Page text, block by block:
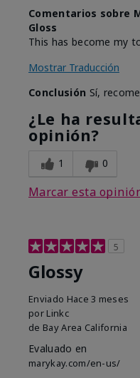
Comentarios sobre
Gloss
This has become my
Mostrar Traducción
Conclusión Sí,
¿Le ha
opinión?
1 0
Marcar esta
5
Glossy
Enviado Hace 3 meses
por Linkc
de Bay Area California
Evaluado en
marykay.com/en-us/